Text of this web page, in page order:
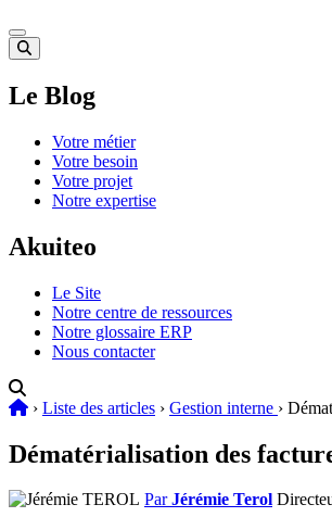
Le Blog
Votre métier
Votre besoin
Votre projet
Notre expertise
Akuiteo
Le Site
Notre centre de ressources
Notre glossaire ERP
Nous contacter
› Liste des articles › Gestion interne ›
Dématérialisation des
ParJérémie Terol